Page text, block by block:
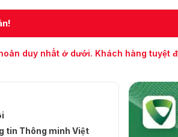
duy nhất ở dưới. Khách hàng
tin Thông minh Việt